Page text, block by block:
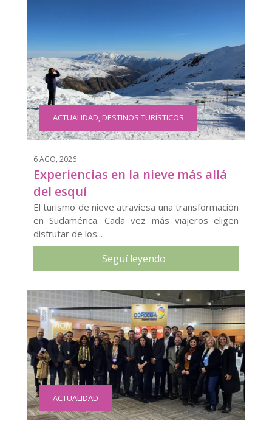
ACTUALIDAD,DESTINOS TURÍSTICOS
6 AGO, 2026
Experiencias en la nieve más allá
del esquí
El turismo de nieve atraviesa una transformación
en Sudamérica. Cada vez más viajeros eligen
disfrutar de los...
Seguí leyendo
ACTUALIDAD